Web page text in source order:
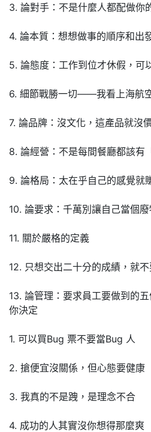
3. 論對手：不是什麼人都配做你
4. 論本質：想想做事的順序和出
5. 論態度：工作到位才休假，可
6. 細節戰勝一切——我看上海航
7. 論品牌：沒文化，這產品就沒
8. 論經營：不是每間餐廳都該有
9. 論格局：太在乎自己的感覺就
10. 論要求：千萬別讓自己當個
11. 關於嚴格的定義
12. 只想交出二十分的成績，就
13. 論管理：要求員工要做到的五件事
你決定
1. 可以買Bug 票不要當Bug 人
2. 搶便宜沒關係，但心態要健康
3. 我真的不是跩，是理念不合
4. 成功的人其實沒你想得那麼爽